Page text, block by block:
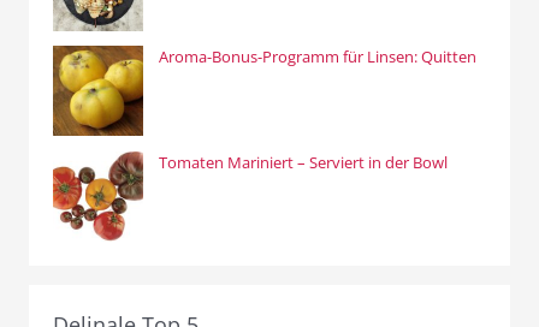
Aroma-Bonus-Programm für Linsen: Quitten
Tomaten Mariniert – Serviert in der Bowl